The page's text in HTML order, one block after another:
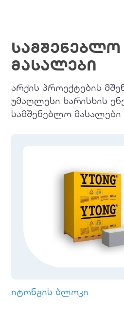
სამშენებლო
მასალები
არქის პროექტების
უმაღლესი ხარისხის
სამშენებლო მასალები
იტონგის ბლოკი